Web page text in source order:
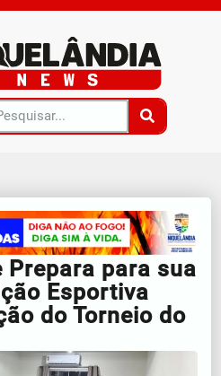
Prepara para sua
Esportiva
do Torneio do